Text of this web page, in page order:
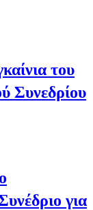
του
Συνεδρίου
για